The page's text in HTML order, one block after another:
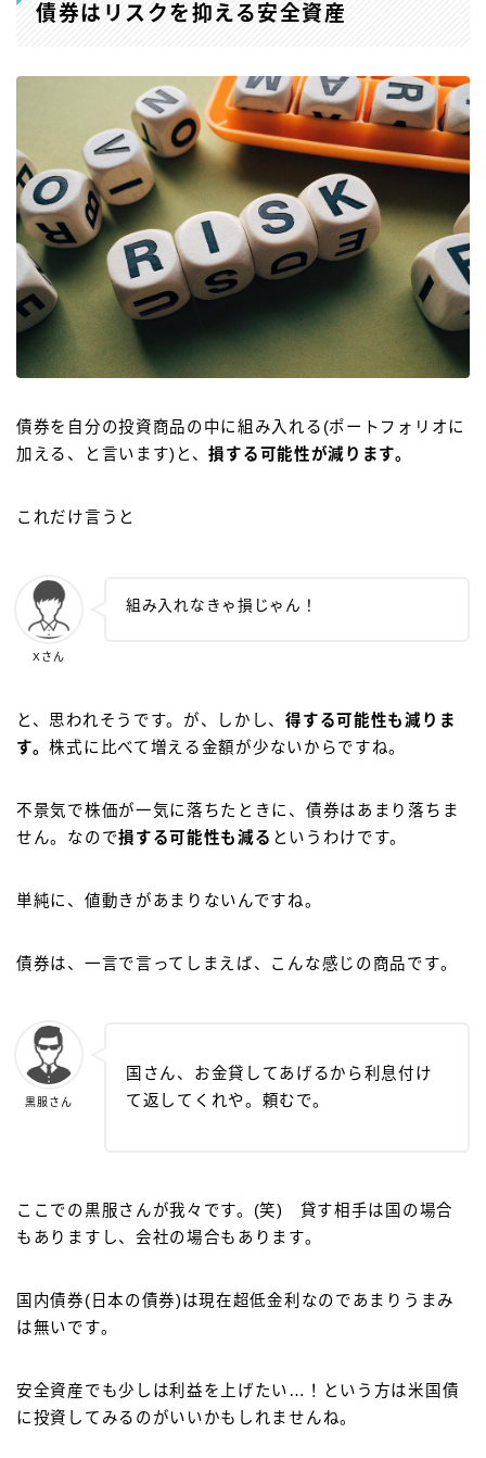
債券はリスクを抑える安全資産
債券を自分の投資商品の中に組み入れる(ポートフォリオに
加える、と言います)と、損する可能性が減ります。
これだけ言うと
Xさん
組み入れなきゃ損じゃん！
と、思われそうです。が、しかし、得する可能性も減りま
す。株式に比べて増える金額が少ないからですね。
不景気で株価が一気に落ちたときに、債券はあまり落ちま
せん。なので損する可能性も減る というわけです。
単純に、値動きがあまりないんですね。
債券は、一言で言ってしまえば、こんな感じの商品です。
黒服さん
国さん、お金貸してあげるから利息付け
て返してくれや。頼むで。
ここでの黒服さんが我々です。(笑) 貸す相手は国の場合
もありますし、会社の場合もあります。
国内債券(日本の債券)は現在超低金利なのであまりうまみ
は無いです。
安全資産でも少しは利益を上げたい…！という方は米国債
に投資してみるのがいいかもしれませんね。